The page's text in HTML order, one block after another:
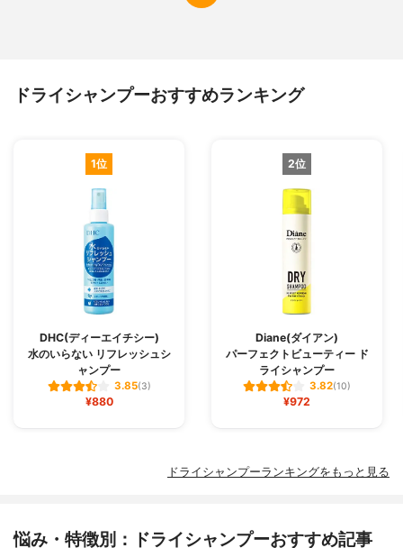
ドライシャンプーおすすめランキング
1位
DHC(ディーエイチシー)
水のいらない リフレッシュシ
ャンプー
3.85(3)
¥880
2位
Diane(ダイアン)
パーフェクトビューティー ド
ライシャンプー
3.82(10)
¥972
ドライシャンプーランキングをもっと見る
悩み・特徴別：ドライシャンプーおすすめ記事